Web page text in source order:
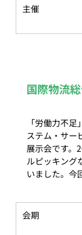
主催
国際物流
「労働力不
ステム・サー
展示会です。
ルピッキング
会期